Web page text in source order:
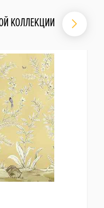
КОЛЛЕКЦИИ